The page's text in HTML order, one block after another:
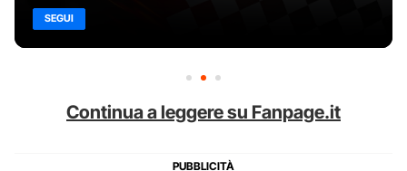
SEGUI
Continua a leggere su Fanpage.it